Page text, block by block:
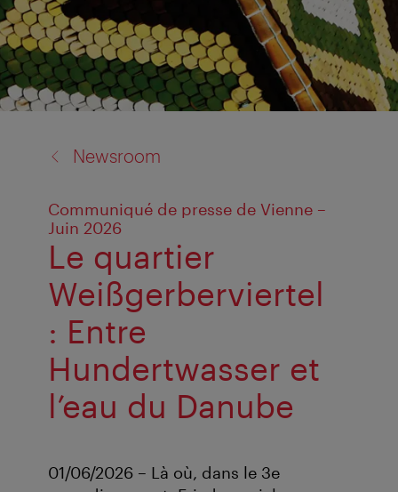
Newsroom
Communiqué de presse de Vienne –
Juin 2026
Le quartier
Weißgerberviertel
: Entre
Hundertwasser et
l’eau du Danube
01/06/2026 – Là où, dans le 3e